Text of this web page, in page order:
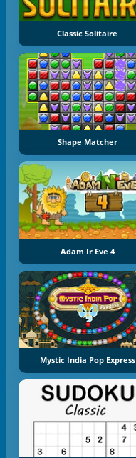
Classic Solitaire
Shape Matcher
Adam Ir Eve 4
Mystic India Pop Express